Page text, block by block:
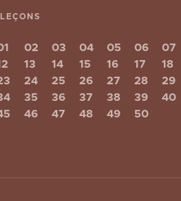
LEÇONS
02 03 04 05 06 07
13 14 15 16 17 18
24 25 26 27 28 29
35 36 37 38 39 40
46 47 48 49 50